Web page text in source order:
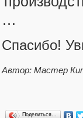
…
Спасибо!
Автор: Мастер
Поделиться…